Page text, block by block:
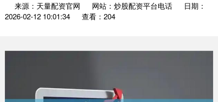
来源：天量配资官网 网站：炒股配资平台电话
日期：
2026-02-12 10:01:34
查看：204